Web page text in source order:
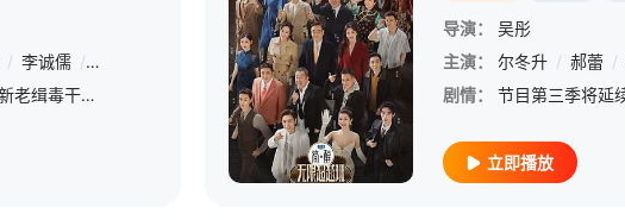
/ 李诚儒 / 许绍雄 / 余皑磊 / 郝平 冯兵 /
黄璐
南州禁毒大队杨一鹏、之安等新老缉毒干警在“清剿行动”后继续围猎丰茂村在逃嫌犯牟森等人归案。2016年，杨一鹏紧盯落网后仍负隅顽抗的“清剿行动”首犯
导演：
吴彤
主演：
尔冬升 / 郝蕾 /
剧情：
立即播放